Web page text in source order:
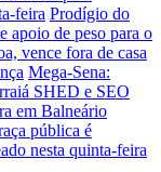
feira Prodígio do
apoio de peso para o
vence fora de casa
Mega-Sena:
SHED e SEO
em Balneário
pública é
nesta quinta-feira